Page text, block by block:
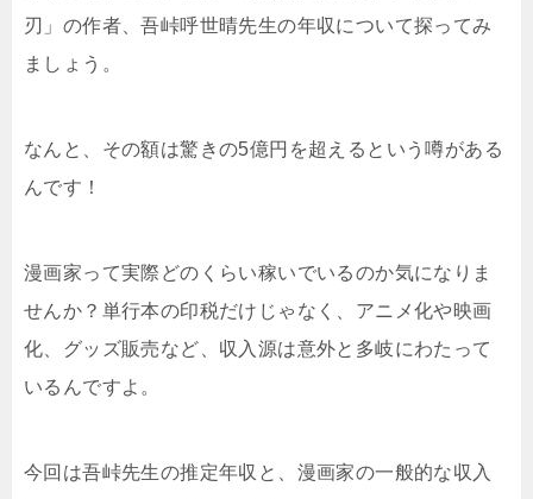
刃」の作者、吾峠呼世晴先生の年収について探ってみ
ましょう。
なんと、その額は驚きの5億円を超えるという噂がある
んです！
漫画家って実際どのくらい稼いでいるのか気になりま
せんか？単行本の印税だけじゃなく、アニメ化や映画
化、グッズ販売など、収入源は意外と多岐にわたって
いるんですよ。
今回は吾峠先生の推定年収と、漫画家の一般的な収入